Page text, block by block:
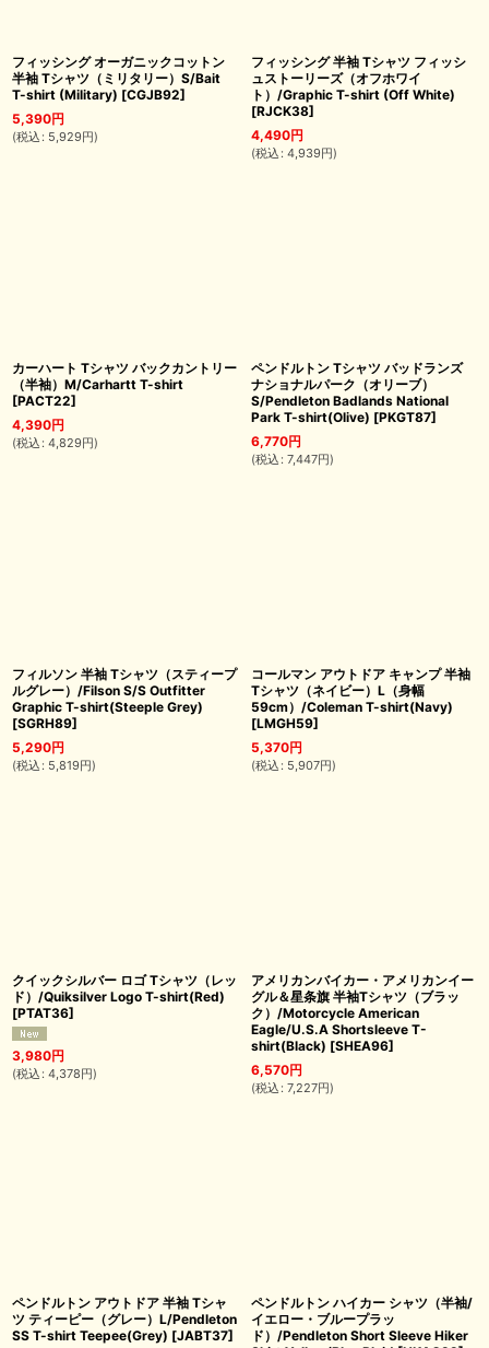
フィッシング オーガニックコットン
半袖 Tシャツ（ミリタリー）S/Bait
T-shirt (Military) [CGJB92]
5,390円
(税込 : 5,929円)
フィッシング 半袖 Tシャツ フィッシ
ュストーリーズ（オフホワイ
ト）/Graphic T-shirt (Off White)
[RJCK38]
4,490円
(税込 : 4,939円)
カーハート Tシャツ バックカントリー
（半袖）M/Carhartt T-shirt
[PACT22]
4,390円
(税込 : 4,829円)
ペンドルトン Tシャツ バッドランズ
ナショナルパーク（オリーブ）
S/Pendleton Badlands National
Park T-shirt(Olive) [PKGT87]
6,770円
(税込 : 7,447円)
フィルソン 半袖 Tシャツ（スティープ
ルグレー）/Filson S/S Outfitter
Graphic T-shirt(Steeple Grey)
[SGRH89]
5,290円
(税込 : 5,819円)
コールマン アウトドア キャンプ 半袖
Tシャツ（ネイビー）L（身幅
59cm）/Coleman T-shirt(Navy)
[LMGH59]
5,370円
(税込 : 5,907円)
クイックシルバー ロゴ Tシャツ（レッ
ド）/Quiksilver Logo T-shirt(Red)
[PTAT36]
3,980円
(税込 : 4,378円)
アメリカンバイカー・アメリカンイー
グル＆星条旗 半袖Tシャツ（ブラッ
ク）/Motorcycle American
Eagle/U.S.A Shortsleeve T-
shirt(Black) [SHEA96]
6,570円
(税込 : 7,227円)
ペンドルトン アウトドア 半袖 Tシャ
ツ ティーピー（グレー）L/Pendleton
SS T-shirt Teepee(Grey) [JABT37]
ペンドルトン ハイカー シャツ（半袖/
イエロー・ブループラッ
ド）/Pendleton Short Sleeve Hiker